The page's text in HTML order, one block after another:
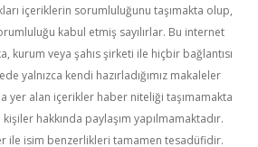
içeriklerin sorumluluğunu taşımakta olup,
kabul etmiş sayılırlar. Bu internet
kurum veya şahıs şirketi ile hiçbir bağlantısı
yalnızca kendi hazırladığımız makaleler
yer alan içerikler haber niteliği taşımamakta
hakkında paylaşım yapılmamaktadır.
ile isim benzerlikleri tamamen tesadüfidir.